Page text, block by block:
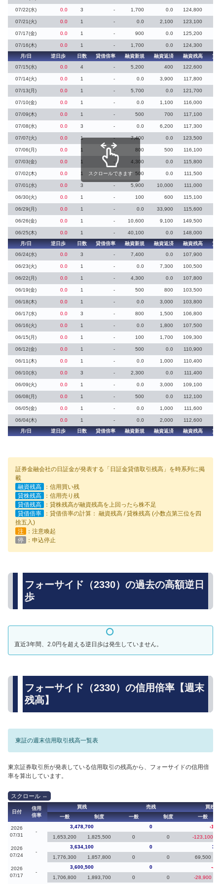
07/22(水) 0.0 3 - 1,700 0.0 124,800
07/21(火) 0.0 1 - 0.0 2,100 123,100
07/17(金) 0.0 1 - 900 0.0 125,200
07/16(木) 0.0 1 - 1,700 0.0
124,300
月/日
逆日歩 日数 貸借倍率 融資新規 融資返済 融資残高
貸
07/15(水)
0.0 4 - 5,200 400 122,600
07/14(火) 0.0 1 - 0.0 3,900 117,800
07/13(月) 0.0 1 - 5,700 0.0 121,700
07/10(金) 0.0 1 - 0.0 1,100 116,000
07/09(木) 0.0 1 - 500 700 117,100
07/08(水) 0.0 3 - 0.0 6,200 117,300
07/07(火) 0.0 1 - 7,400 0.0 123,500
07/06(月) 0.0 1 - 800 500 116,100
07/03(金) 0.0 1 - 4,300 0.0 115,800
07/02(木) 0.0 1 - 500 0.0 111,500
07/01(水) 0.0 3 - 5,900 10,000 111,000
06/30(火) 0.0 1 - 100 600 115,100
06/29(月) 0.0 1 - 0.0 33,900 115,600
06/26(金) 0.0 1 - 10,600 9,100 149,500
06/25(木) 0.0 1 - 40,100 0.0
148,000
月/日
逆日歩 日数 貸借倍率 融資新規 融資返済 融資残高
貸
06/24(水)
0.0 3 - 7,400 0.0 107,900
06/23(火) 0.0 1 - 0.0 7,300 100,500
06/22(月) 0.0 1 - 4,300 0.0 107,800
06/19(金) 0.0 1 - 500 800 103,500
06/18(木) 0.0 1 - 0.0 3,000 103,800
06/17(水) 0.0 3 - 800 1,500 106,800
06/16(火) 0.0 1 - 0.0 1,800 107,500
06/15(月) 0.0 1 - 100 1,700 109,300
06/12(金) 0.0 1 - 500 0.0 110,900
06/11(木) 0.0 1 - 0.0 1,000 110,400
06/10(水) 0.0 3 - 2,300 0.0 111,400
06/09(火) 0.0 1 - 0.0 3,000 109,100
06/08(月) 0.0 1 - 500 0.0 112,100
06/05(金) 0.0 1 - 0.0 1,000 111,600
06/04(木) 0.0 1 - 0.0 2,000
112,600
月/日
逆日歩 日数 貸借倍率 融資新規 融資返済 融資残高 貸
スクロールできます
証券金融会社の日証金が発表する「日証金貸借取引残高」を時系列に掲
載
融資残高
：信用買い残
貸株残高
：信用売り残
貸借残高
：貸株残高が融資残高を上回ったら株不足
貸借倍率
：貸借倍率の計算： 融資残高 / 貸株残高 (小数点第三位を四
捨五入)
注
：注意喚起
停
：申込停止
フォーサイド（2330）の過去の高額逆日
歩
直近3年間、2.0円を超える逆日歩は発生していません。
フォーサイド（2330）の信用倍率【週末
残高】
東証の週末信用取引残高一覧表
東京証券取引所が発表している信用取引の残高から、フォーサイドの信用倍
率を算出しています。
日付
信用
倍率
買残 売残
買残（
一般
制度 一般 制度 一般
2026
07/31
-
3,478,700 0
-
1,653,200
1,825,500 0 0 -123,100
2026
07/24
-
3,634,100 0
1,776,300
1,857,800 0 0 69,500
2026
07/17
-
3,600,500 0
-
1,706,800
1,893,700 0 0 -28,900